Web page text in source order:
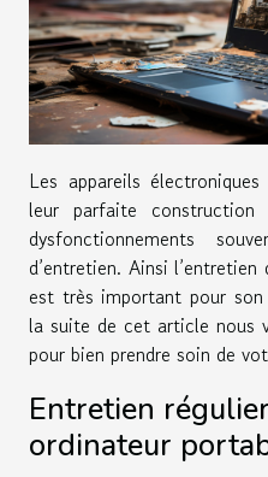
Les appareils
leur parfaite
dysfonctionnements
d’entretien. Ainsi
est très important pour
la suite de cet article nous
pour bien prendre soin de
Entretien
ordinateur